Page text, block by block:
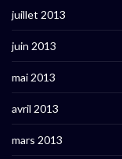
juillet 2013
juin 2013
mai 2013
avril 2013
mars 2013